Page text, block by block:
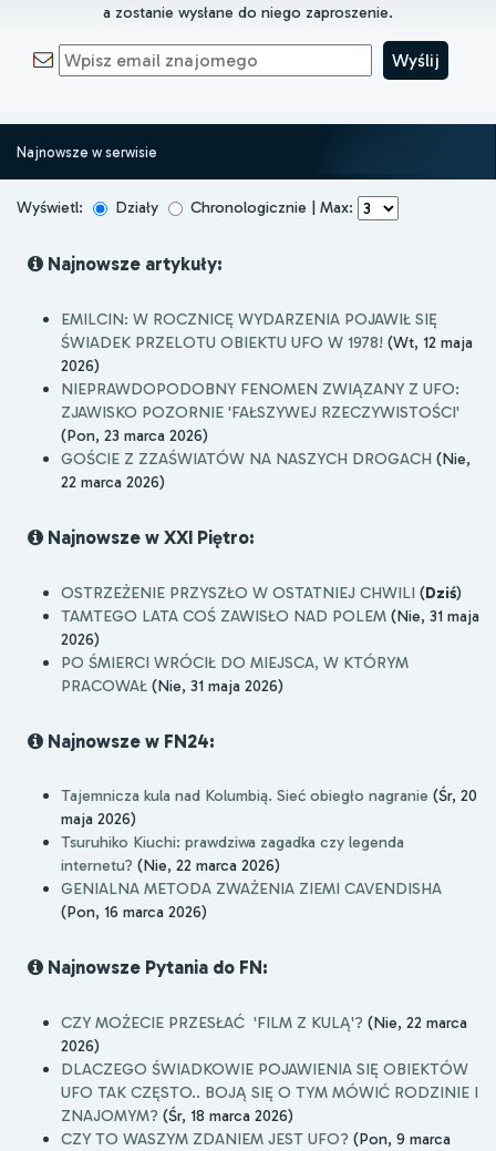
a zostanie wysłane do niego zaproszenie.
Najnowsze w serwisie
Wyświetl: Działy Chronologicznie | Max:
Najnowsze artykuły:
EMILCIN: W ROCZNICĘ WYDARZENIA POJAWIŁ SIĘ
ŚWIADEK PRZELOTU OBIEKTU UFO W 1978! (Wt, 12 maja
2026)
NIEPRAWDOPODOBNY FENOMEN ZWIĄZANY Z UFO:
ZJAWISKO POZORNIE 'FAŁSZYWEJ RZECZYWISTOŚCI'
(Pon, 23 marca 2026)
GOŚCIE Z ZZAŚWIATÓW NA NASZYCH DROGACH (Nie,
22 marca 2026)
Najnowsze w XXI Piętro:
OSTRZEŻENIE PRZYSZŁO W OSTATNIEJ CHWILI (Dziś)
TAMTEGO LATA COŚ ZAWISŁO NAD POLEM (Nie, 31 maja
2026)
PO ŚMIERCI WRÓCIŁ DO MIEJSCA, W KTÓRYM
PRACOWAŁ (Nie, 31 maja 2026)
Najnowsze w FN24:
Tajemnicza kula nad Kolumbią. Sieć obiegło nagranie (Śr, 20
maja 2026)
Tsuruhiko Kiuchi: prawdziwa zagadka czy legenda
internetu? (Nie, 22 marca 2026)
GENIALNA METODA ZWAŻENIA ZIEMI CAVENDISHA
(Pon, 16 marca 2026)
Najnowsze Pytania do FN:
CZY MOŻECIE PRZESŁAĆ 'FILM Z KULĄ'? (Nie, 22 marca
2026)
DLACZEGO ŚWIADKOWIE POJAWIENIA SIĘ OBIEKTÓW
UFO TAK CZĘSTO.. BOJĄ SIĘ O TYM MÓWIĆ RODZINIE I
ZNAJOMYM? (Śr, 18 marca 2026)
CZY TO WASZYM ZDANIEM JEST UFO? (Pon, 9 marca